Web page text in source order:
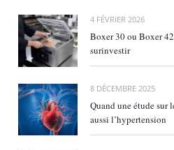
4 FÉVRIER 2026
Boxer 30 ou Boxer
surinvestir
8 DÉCEMBRE 2025
Quand une étude sur
aussi l’hypertension